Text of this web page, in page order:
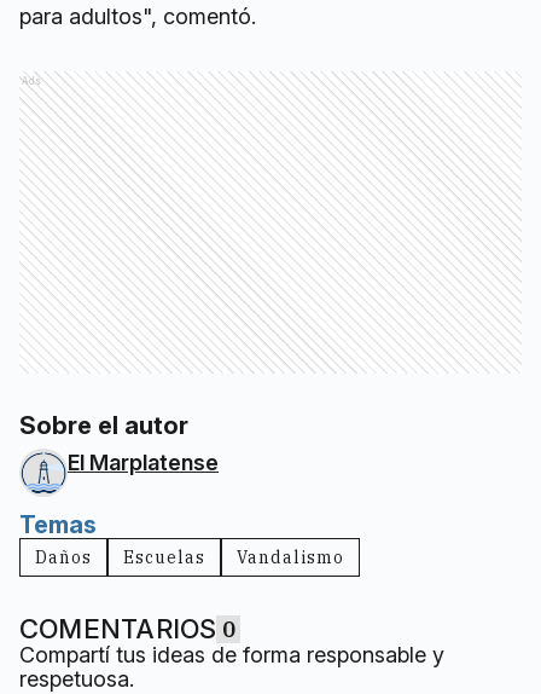
para adultos", comentó.
Ads
Sobre el autor
El Marplatense
Temas
Daños Escuelas Vandalismo
COMENTARIOS 0
Compartí tus ideas de forma responsable y
respetuosa.